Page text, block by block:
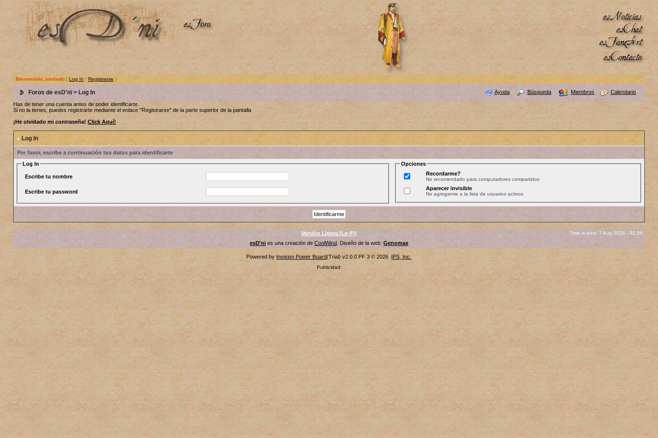
Bienvenido, invitado( Log In | Registrarse )
Foros de esD'ni> Log In Ayuda Búsqueda Miembros Calendario
Has de tener una cuenta antes de poder identificarte.
Si no la tienes, puedes registrarte mediante el enlace "Registrarse" de la parte superior de la pantalla
¡He olvidado mi contraseña! Click Aquí!
Log In
Por favor, escribe a continuación tus datos para identificarte
Log In
Escribe tu nombre
Escribe tu password
Opciones
Recordarme?
No recomendado para computadores compartidos
Aparecer invisible
No agregarme a la lista de usuarios activos
Versión Ligera (Lo-Fi) Time is now: 7 Aug 2026 - 02:58
esD'nies una creación de CoolWind. Diseño de la web: Genomax
Powered by Invision Power Board(Trial) v2.0.0 PF 3 © 2026 IPS, Inc.
Publicidad: